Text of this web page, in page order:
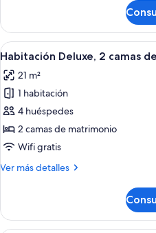
grande
con
sofá
cama
Deluxe,
cama
matrimonio
grande
con
sofá
cama
Abrir
todas
las
fotos
de
Habitación
Deluxe,
camas
7
Habitación Deluxe, 2 camas
21 m²
1 habitación
4 huéspedes
2 camas de matrimonio
Wifi gratis
Ver más detalles
Más
Deluxe,